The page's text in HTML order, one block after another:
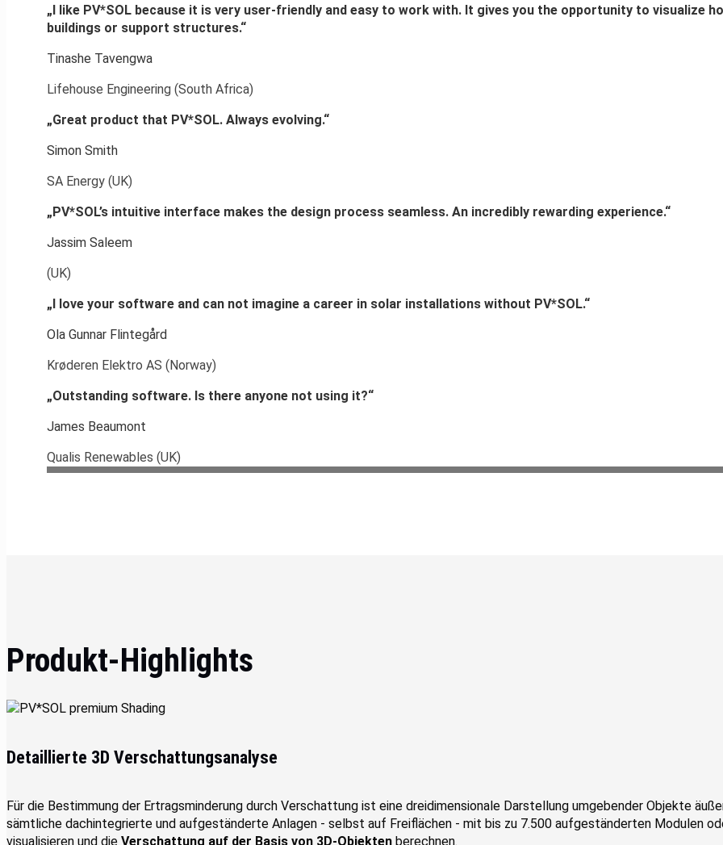
„I like PV*SOL because it is very user-friendly and easy to work with. It gives you the opportunity to visualize
buildings or support structures.“
Tinashe Tavengwa
Lifehouse Engineering (South Africa)
„Great product that PV*SOL. Always evolving.“
Simon Smith
SA Energy (UK)
„PV*SOL’s intuitive interface makes the design process seamless. An incredibly rewarding experience.“
Jassim Saleem
(UK)
„I love your software and can not imagine a career in solar installations without PV*SOL.“
Ola Gunnar Flintegård
Krøderen Elektro AS (Norway)
„Outstanding software. Is there anyone not using it?“
James Beaumont
Qualis Renewables (UK)
Produkt-Highlights
Detaillierte 3D Verschattungsanalyse
Für die Bestimmung der Ertragsminderung durch Verschattung ist eine dreidimensionale Darstellung umgebender Objekte
sämtliche dachintegrierte und aufgeständerte Anlagen - selbst auf Freiflächen - mit bis zu 7.500 aufgeständerten Modulen
visualisieren und die Verschattung auf der Basis von 3D-Objekten berechnen.